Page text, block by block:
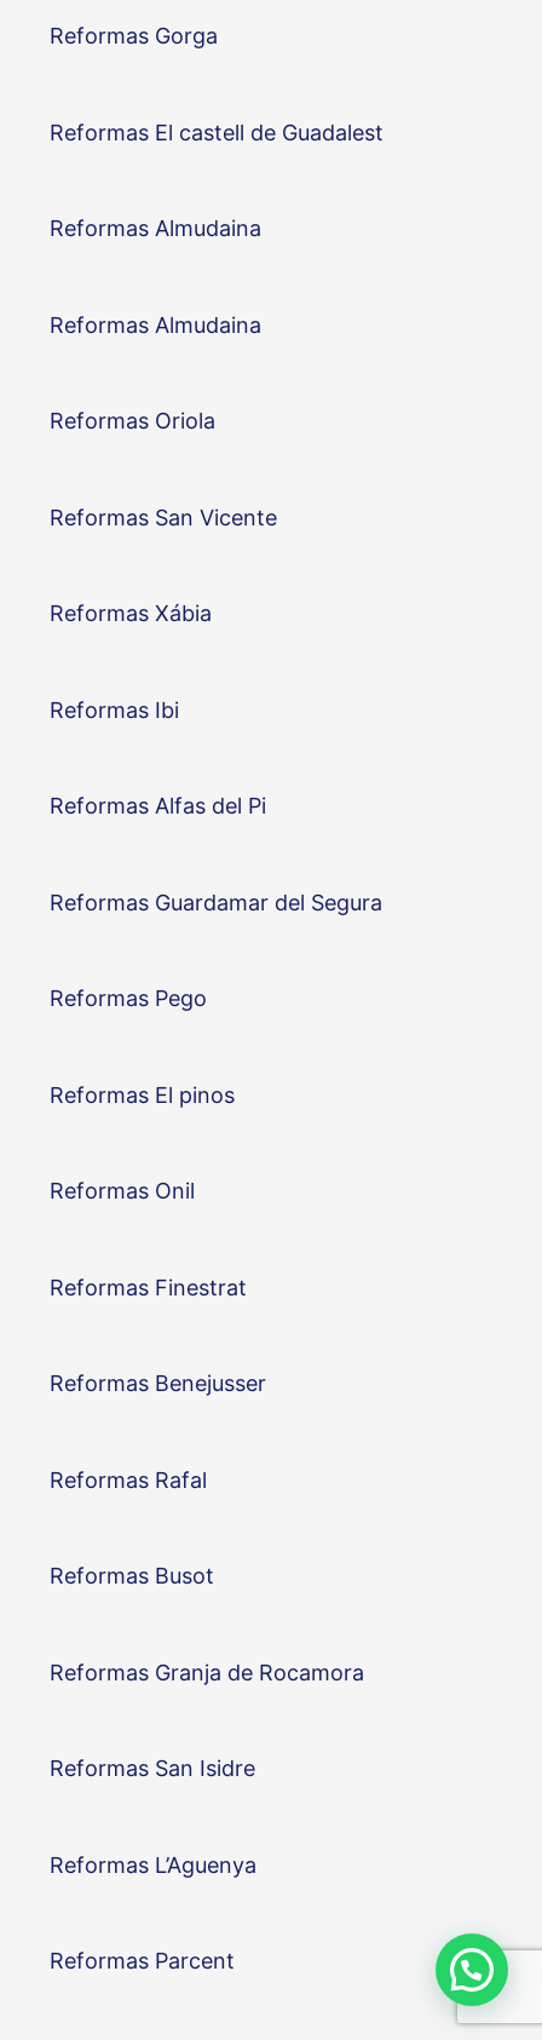
Reformas Gorga
Reformas El castell de Guadalest
Reformas Almudaina
Reformas Almudaina
Reformas Oriola
Reformas San Vicente
Reformas Xábia
Reformas Ibi
Reformas Alfas del Pi
Reformas Guardamar del Segura
Reformas Pego
Reformas El pinos
Reformas Onil
Reformas Finestrat
Reformas Benejusser
Reformas Rafal
Reformas Busot
Reformas Granja de Rocamora
Reformas San Isidre
Reformas L’Aguenya
Reformas Parcent